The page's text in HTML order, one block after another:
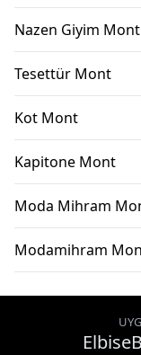
Nazen Giyim Mont
Tesettür Mont
Kot Mont
Kapitone Mont
Moda Mihram
Modamihram